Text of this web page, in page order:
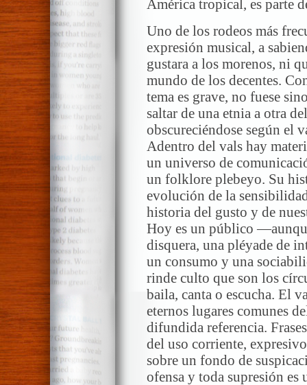
América tropical, es parte
Uno de los rodeos más
expresión musical, a
gustara a los morenos, ni
mundo de los decentes.
tema es grave, no fuese
saltar de una etnia a otra
obscureciéndose según el
Adentro del vals hay
un universo de
un folklore plebeyo. Su
evolución de la
historia del gusto y de
Hoy es un público
disquera, una pléyade de
un consumo y una
rinde culto que son los
baila, canta o escucha. El
eternos lugares comunes
difundida referencia.
del uso corriente,
sobre un fondo de
ofensa y toda supresión es